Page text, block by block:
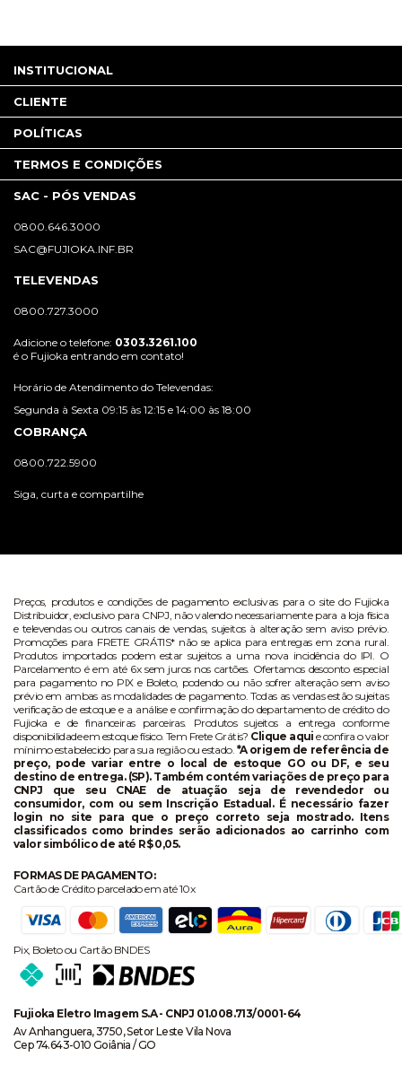
INSTITUCIONAL
CLIENTE
POLÍTICAS
TERMOS E CONDIÇÕES
SAC - PÓS VENDAS
0800.646.3000
SAC@FUJIOKA.INF.BR
TELEVENDAS
0800.727.3000
Adicione o telefone: 0303.3261.100
é o Fujioka entrando em contato!
Horário de Atendimento do Televendas:
Segunda à Sexta 09:15 às 12:15 e 14:00 às 18:00
COBRANÇA
0800.722.5900
Siga, curta e compartilhe
Preços, produtos e condições de pagamento exclusivas para o site do Fujioka
Distribuidor, exclusivo para CNPJ, não valendo necessariamente para a loja física
e televendas ou outros canais de vendas, sujeitos à alteração sem aviso prévio.
Promoções para FRETE GRÁTIS* não se aplica para entregas em zona rural.
Produtos importados podem estar sujeitos a uma nova incidência do IPI. O
Parcelamento é em até 6x sem juros nos cartões. Ofertamos desconto especial
para pagamento no PIX e Boleto, podendo ou não sofrer alteração sem aviso
prévio em ambas as modalidades de pagamento. Todas as vendas estão sujeitas
verificação de estoque e a análise e confirmação do departamento de crédito do
Fujioka e de financeiras parceiras. Produtos sujeitos a entrega conforme
disponibilidade em estoque físico. Tem Frete Grátis? Clique aqui e confira o valor
mínimo estabelecido para sua região ou estado. *A origem de referência de
preço, pode variar entre o local de estoque GO ou DF, e seu
destino de entrega. (SP). Também contém variações de preço para
CNPJ que seu CNAE de atuação seja de revendedor ou
consumidor, com ou sem Inscrição Estadual. É necessário fazer
login no site para que o preço correto seja mostrado. Itens
classificados como brindes serão adicionados ao carrinho com
valor simbólico de até R$ 0,05.
FORMAS DE PAGAMENTO:
Cartão de Crédito parcelado em até 10x
Pix, Boleto ou Cartão BNDES
Fujioka Eletro Imagem S.A - CNPJ 01.008.713/0001-64
Av Anhanguera, 3750, Setor Leste Vila Nova
Cep 74.643-010 Goiânia / GO